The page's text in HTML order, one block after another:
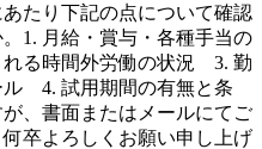
たり下記の点について確認
1. 月給・賞与・各種手当の
る時間外労働の状況 3. 勤
ル 4. 試用期間の有無と条
、書面またはメールにてご
卒よろしくお願い申し上げ